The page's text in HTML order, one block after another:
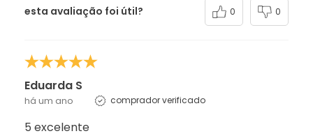
esta avaliação foi útil? 0 0
Eduarda S
há um ano comprador verificado
5 excelente